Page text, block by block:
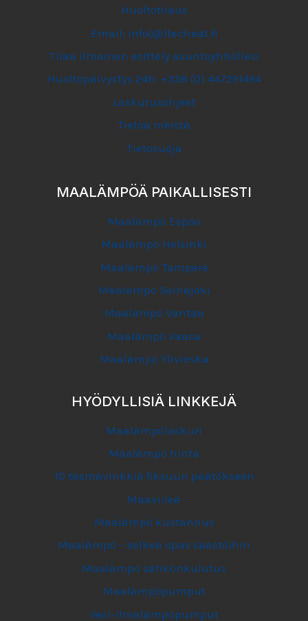
Huoltotilaus
Email: info(@)techeat.fi
Tilaa ilmainen esittely asuntoyhtiöllesi
Huoltopäivystys 24h: +358 (0) 447291494
Laskutusohjeet
Tietoa meistä
Tietosuoja
MAALÄMPÖÄ PAIKALLISESTI
Maalämpö Espoo
Maalämpö Helsinki
Maalämpö Tampere
Maalämpö Seinäjoki
Maalämpö Vantaa
Maalämpö Vaasa
Maalämpö Ylivieska
HYÖDYLLISIÄ LINKKEJÄ
Maalämpölaskuri
Maalämpö hinta
10 täsmävinkkiä fiksuun päätökseen
Maaviileä
Maalämpö kustannus
Maalämpö – selkeä opas säästöihin
Maalämpö sähkönkulutus
Maalämpöpumput
Vesi-ilmalämpöpumput